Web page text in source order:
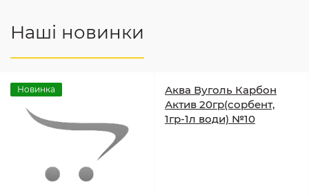
Наші новинки
Новинка
Аква Вуголь Карбон
Актив 20гр(сорбент,
1гр-1л води) №10